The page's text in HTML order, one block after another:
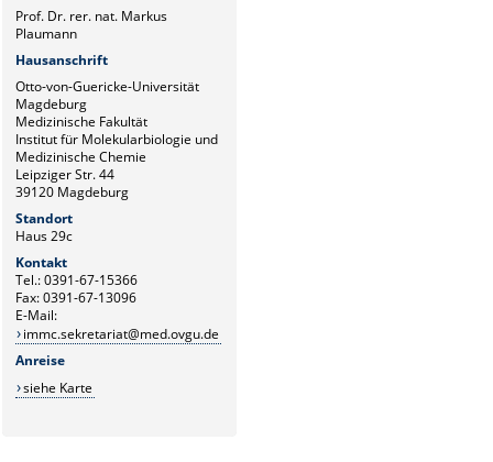
Prof. Dr. rer. nat. Markus
Plaumann
Hausanschrift
Otto-von-Guericke-Universität
Magdeburg
Medizinische Fakultät
Institut für Molekularbiologie und
Medizinische Chemie
Leipziger Str. 44
39120 Magdeburg
Standort
Haus 29c
Kontakt
Tel.: 0391-67-15366
Fax: 0391-67-13096
E-Mail:
immc.sekretariat@med.ovgu.de
Anreise
siehe Karte